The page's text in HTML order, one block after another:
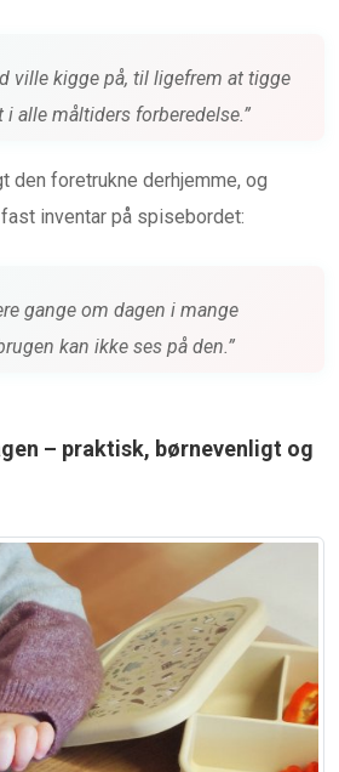
ville kigge på, til ligefrem at tigge
alle måltiders forberedelse.”
den foretrukne derhjemme, og
inventar på spisebordet:
gange om dagen i mange
kan ikke ses på den.”
– praktisk, børnevenligt og